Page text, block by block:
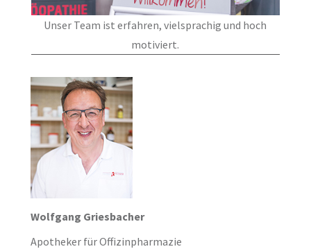
Unser Team ist erfahren, vielsprachig und hoch
motiviert.
Wolfgang Griesbacher
Apotheker für Offizinpharmazie